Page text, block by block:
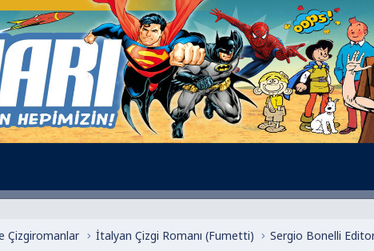
Çizgiromanlar İtalyan Çizgi Romanı (Fumetti) Sergio Bonelli